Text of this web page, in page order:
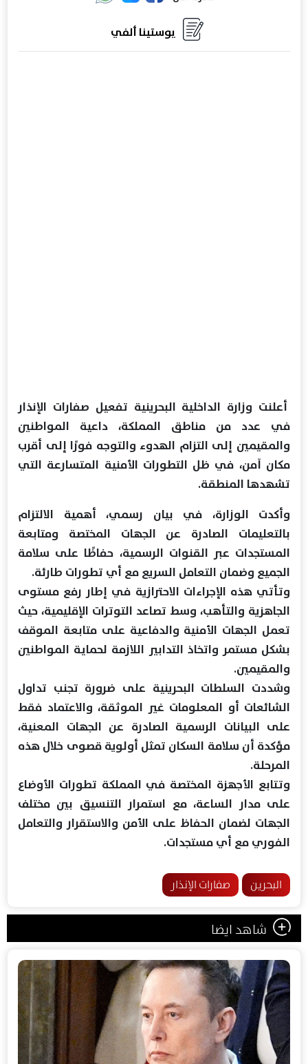
يوستينا ألفي
أعلنت وزارة الداخلية البحرينية تفعيل صفارات الإنذار
في عدد من مناطق المملكة، داعية المواطنين
والمقيمين إلى التزام الهدوء والتوجه فورًا إلى أقرب
مكان آمن، في ظل التطورات الأمنية المتسارعة التي
تشهدها المنطقة.
وأكدت الوزارة، في بيان رسمي، أهمية الالتزام
بالتعليمات الصادرة عن الجهات المختصة ومتابعة
المستجدات عبر القنوات الرسمية، حفاظًا على سلامة
الجميع وضمان التعامل السريع مع أي تطورات طارئة.
وتأتي هذه الإجراءات الاحترازية في إطار رفع مستوى
الجاهزية والتأهب، وسط تصاعد التوترات الإقليمية، حيث
تعمل الجهات الأمنية والدفاعية على متابعة الموقف
بشكل مستمر واتخاذ التدابير اللازمة لحماية المواطنين
والمقيمين.
وشددت السلطات البحرينية على ضرورة تجنب تداول
الشائعات أو المعلومات غير الموثقة، والاعتماد فقط
على البيانات الرسمية الصادرة عن الجهات المعنية،
مؤكدة أن سلامة السكان تمثل أولوية قصوى خلال هذه
المرحلة.
وتتابع الأجهزة المختصة في المملكة تطورات الأوضاع
على مدار الساعة، مع استمرار التنسيق بين مختلف
الجهات لضمان الحفاظ على الأمن والاستقرار والتعامل
الفوري مع أي مستجدات.
البحرين صفارات الإنذار
شاهد ايضا